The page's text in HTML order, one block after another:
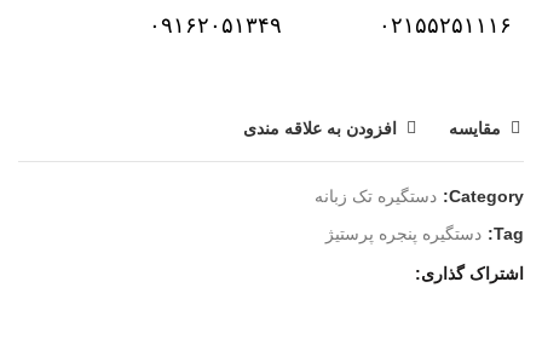
۰۲۱۵۵۲۵۱۱۱۶
۰۹۱۶۲۰۵۱۳۴۹
مقایسه افزودن به علاقه مندی
Category:
دستگیره تک زبانه
Tag:
دستگیره پنجره پرستیژ
اشتراک گذاری